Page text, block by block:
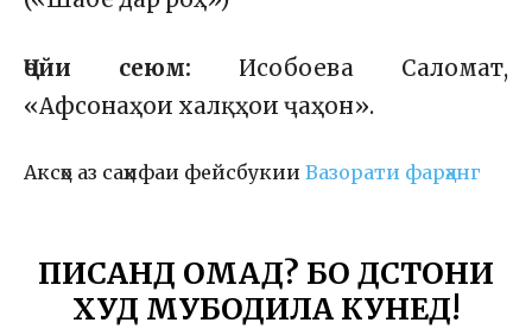
Ҷойи сеюм: Исобоева Саломат,
«Афсонаҳои халқҳои ҷаҳон».
Аксҳо аз саҳифаи фейсбукии Вазорати фарҳанг
ПИСАНД ОМАД? БО ДӮСТОНИ
ХУД МУБОДИЛА КУНЕД!